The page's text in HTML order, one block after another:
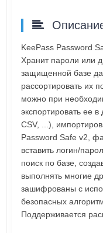
KeePass Password
Хранит пароли или
защищенной базе
рассортировать их
можно при
экспортировать ее
CSV, ...),
Password Safe v2,
вставить логин/
поиск по базе,
выполнять многие
зашифрованы с
безопасных
Поддерживается